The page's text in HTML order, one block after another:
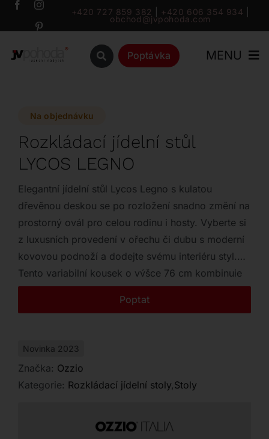
Přeskočit
+420 727 859 382 +420 606 354 934
obchod@jvpohoda.com
Poptávka MENU
Katalog
Značky
Outlet
Kontakt
Na objednávku
Rozkládací jídelní stůl
LYCOS LEGNO
Elegantní jídelní stůl Lycos Legno s kulatou
dřevěnou deskou se po rozložení snadno změní na
prostorný ovál pro celou rodinu i hosty. Vyberte si
z luxusních provedení v ořechu či dubu s moderní
kovovou podnoží a dodejte svému interiéru styl.
Tento variabilní kousek o výšce 76 cm kombinuje
přírodní materiály s precizním italským designem.
Poptat
Novinka 2023
Značka: Ozzio
Kategorie: Rozkládací jídelní stoly,Stoly